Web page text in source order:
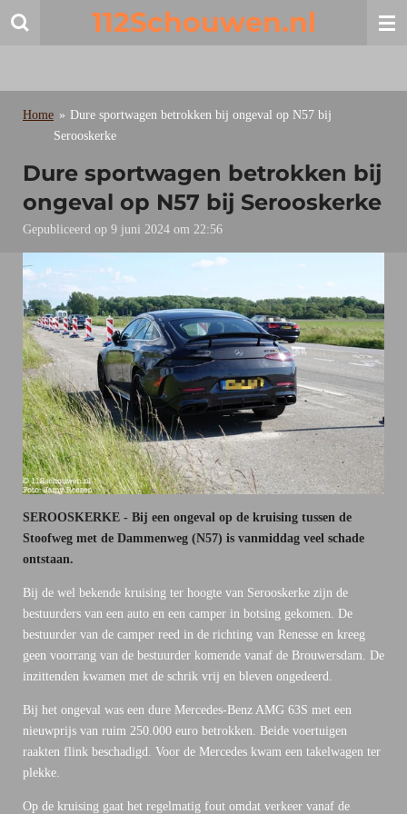
Ga
112Schouwen.nl
Home » Dure sportwagen betrokken bij ongeval op N57 bij
Serooskerke
Dure sportwagen betrokken bij
ongeval op N57 bij Serooskerke
Gepubliceerd op 9 juni 2024 om 22:56
SEROOSKERKE - Bij een ongeval op de kruising tussen de
Stoofweg met de Dammenweg (N57) is vanmiddag veel schade
ontstaan.
Bij de wel bekende kruising ter hoogte van Serooskerke zijn de
bestuurders van een auto en een camper in botsing gekomen. De
bestuurder van de camper reed in de richting van Renesse en kreeg
geen voorrang van de bestuurder komende vanaf de Brouwersdam. De
inzittenden kwamen met de schrik vrij en bleven ongedeerd.
Bij het ongeval was een dure Mercedes-Benz AMG 63S met een
nieuwprijs van ruim 250.000 euro betrokken. Beide voertuigen
raakten flink beschadigd. Voor de Mercedes kwam een takelwagen ter
plekke.
Op de kruising gaat het regelmatig fout omdat verkeer vanaf de